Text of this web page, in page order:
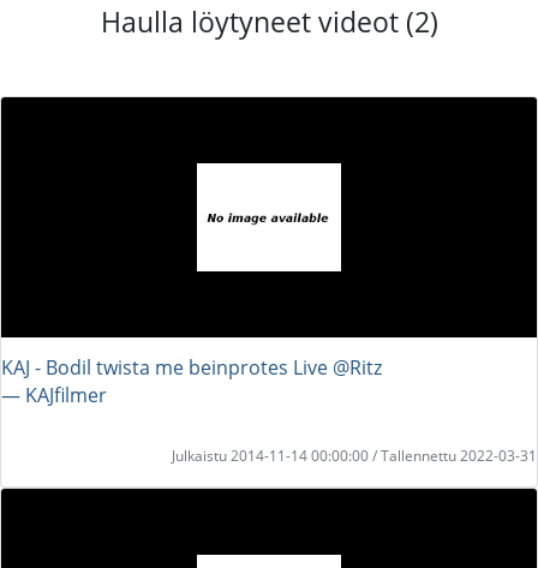
Haulla löytyneet videot (2)
KAJ - Bodil twista me beinprotes Live @Ritz
― KAJfilmer
Julkaistu 2014-11-14 00:00:00 / Tallennettu 2022-03-31